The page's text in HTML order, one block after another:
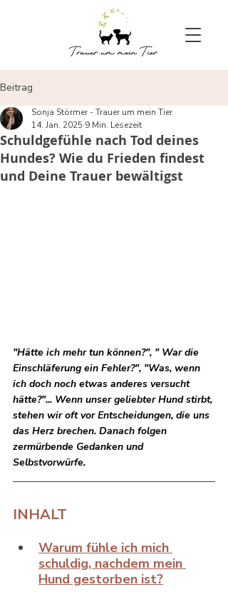
Beitrag
Schuldgefühle nach Tod deines
Hundes? Wie du Frieden findest
und Deine Trauer bewältigst
Sonja Störmer - Trauer um mein Tier
14. Jan. 2025 9 Min. Lesezeit
"Hätte ich mehr tun können?", " War die
Einschläferung ein Fehler?", "Was, wenn
ich doch noch etwas anderes versucht
hätte?"... Wenn unser geliebter Hund stirbt,
stehen wir oft vor Entscheidungen, die uns
das Herz brechen. Danach folgen
zermürbende Gedanken und
Selbstvorwürfe.
INHALT
Warum fühle ich mich
schuldig, nachdem mein
Hund gestorben ist?